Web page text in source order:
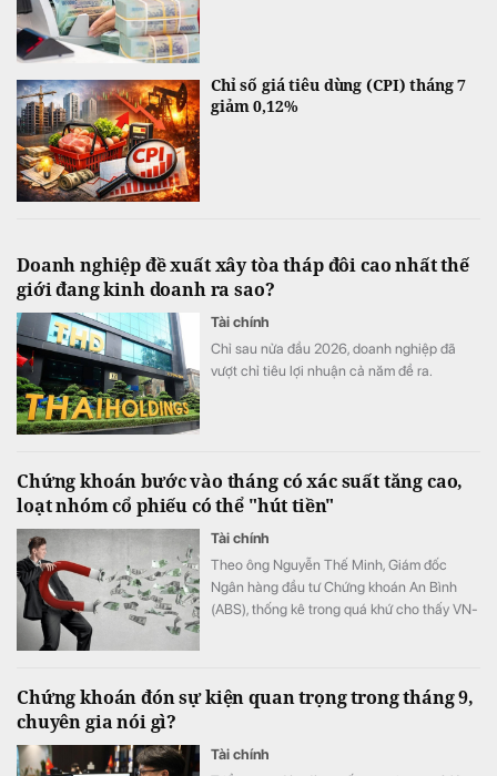
Chỉ số giá tiêu dùng (CPI) tháng 7
giảm 0,12%
Doanh nghiệp đề xuất xây tòa tháp đôi cao nhất thế
giới đang kinh doanh ra sao?
Tài chính
Chỉ sau nửa đầu 2026, doanh nghiệp đã
vượt chỉ tiêu lợi nhuận cả năm đề ra.
Chứng khoán bước vào tháng có xác suất tăng cao,
loạt nhóm cổ phiếu có thể "hút tiền"
Tài chính
Theo ông Nguyễn Thế Minh, Giám đốc
Ngân hàng đầu tư Chứng khoán An Bình
(ABS), thống kê trong quá khứ cho thấy VN-
Chứng khoán đón sự kiện quan trọng trong tháng 9,
chuyên gia nói gì?
Tài chính